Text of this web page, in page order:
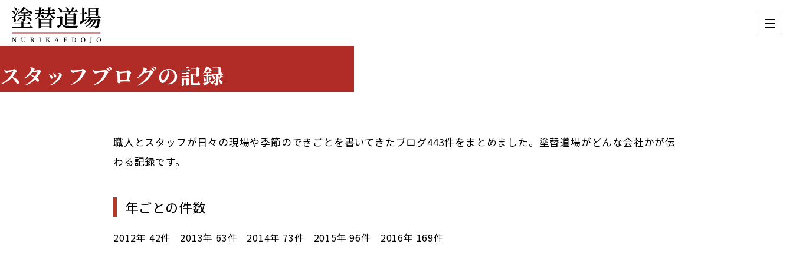
スタッフブログの記録
職人とスタッフが日々の現場や季節のできごとを書いてきたブログ443件をまとめました。塗替道場がどんな会社かが伝
わる記録です。
年ごとの件数
2012年 42件 2013年63件 2014年 73件 2015年96件 2016年 169件